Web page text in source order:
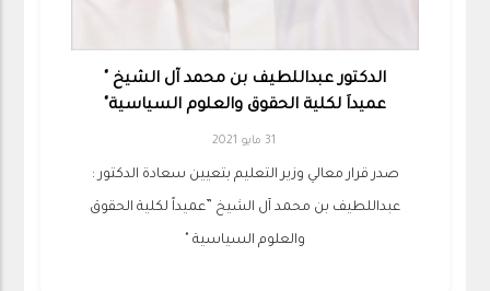
الدكتور عبداللطيف بن محمد آل الشيخ "
عميداَ لكلية الحقوق والعلوم السياسية"
31 مايو 2021
صدر قرار معالي وزير التعليم بتعيين سعادة الدكتور :
عبداللطيف بن محمد آل الشيخ ”عميداً لكلية الحقوق
والعلوم السياسية "